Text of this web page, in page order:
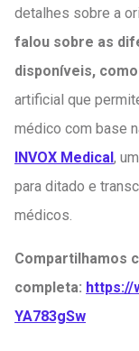
detalhes sobre a
falou sobre as
disponíveis, como
artificial que
médico com base
INVOX Medical,
para ditado e
médicos.
Compartilhamos
completa: https://
YA783gSw